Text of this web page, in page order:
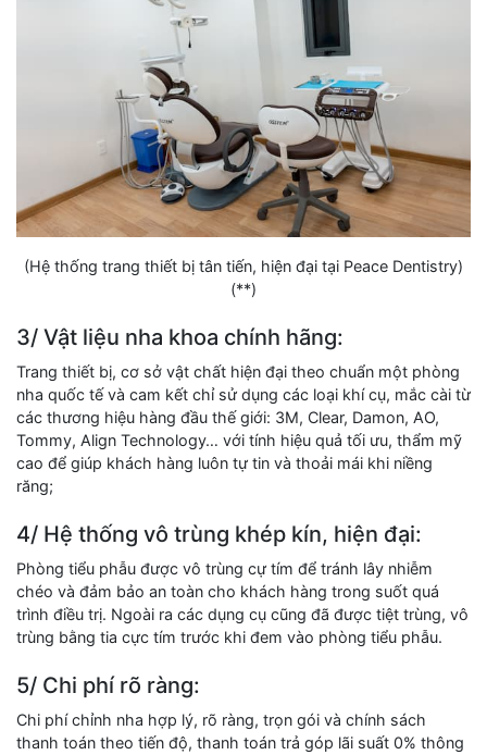
(Hệ thống trang thiết bị tân tiến, hiện đại tại Peace Dentistry)
(**)
3/ Vật liệu nha khoa chính hãng:
Trang thiết bị, cơ sở vật chất hiện đại theo chuẩn một phòng
nha quốc tế và cam kết chỉ sử dụng các loại khí cụ, mắc cài từ
các thương hiệu hàng đầu thế giới: 3M, Clear, Damon, AO,
Tommy, Align Technology… với tính hiệu quả tối ưu, thẩm mỹ
cao để giúp khách hàng luôn tự tin và thoải mái khi niềng
răng;
4/ Hệ thống vô trùng khép kín, hiện đại:
Phòng tiểu phẫu được vô trùng cự tím để tránh lây nhiễm
chéo và đảm bảo an toàn cho khách hàng trong suốt quá
trình điều trị. Ngoài ra các dụng cụ cũng đã được tiệt trùng, vô
trùng bằng tia cực tím trước khi đem vào phòng tiểu phẫu.
5/ Chi phí rõ ràng:
Chi phí chỉnh nha hợp lý, rõ ràng, trọn gói và chính sách
thanh toán theo tiến độ, thanh toán trả góp lãi suất 0% thông